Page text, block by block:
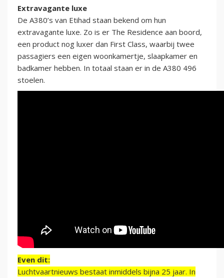
Extravagante luxe
De A380’s van Etihad staan bekend om hun
extravagante luxe. Zo is er The Residence aan boord,
een product nog luxer dan First Class, waarbij twee
passagiers een eigen woonkamertje, slaapkamer en
badkamer hebben. In totaal staan er in de A380 496
stoelen.
Even dit:
Luchtvaartnieuws bestaat inmiddels bijna 25 jaar. In